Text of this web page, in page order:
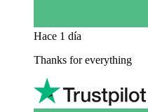
Hace 1 día
Thanks for everything